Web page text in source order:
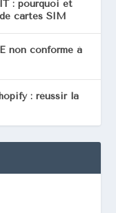
: pourquoi et
cartes SIM
non conforme à
: réussir la